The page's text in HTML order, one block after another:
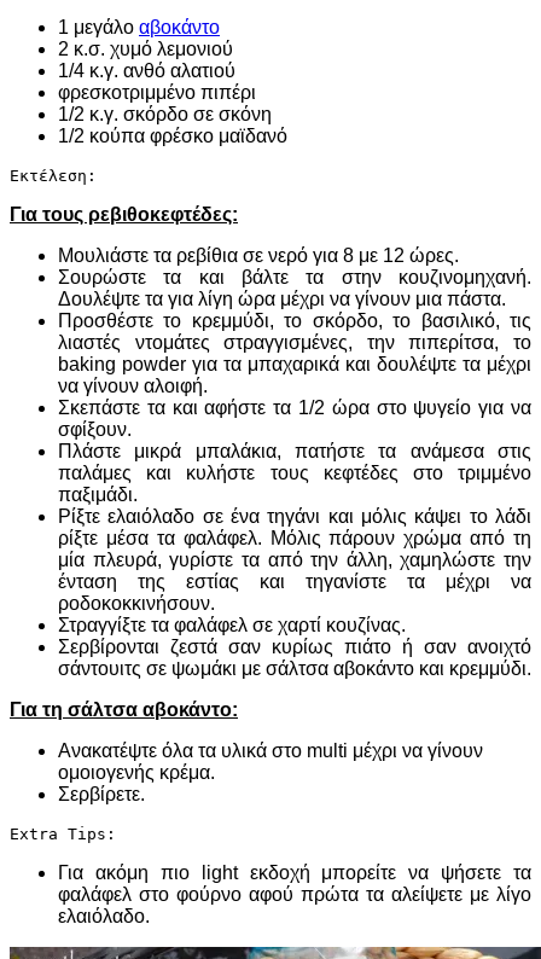
1 μεγάλο αβοκάντο
2 κ.σ. χυμό λεμονιού
1/4 κ.γ. ανθό αλατιού
φρεσκοτριμμένο πιπέρι
1/2 κ.γ. σκόρδο σε σκόνη
1/2 κούπα φρέσκο μαϊδανό
Εκτέλεση:
Για τους ρεβιθοκεφτέδες:
Μουλιάστε τα ρεβίθια σε νερό για 8 με 12 ώρες.
Σουρώστε τα και βάλτε τα στην κουζινομηχανή.
Δουλέψτε τα για λίγη ώρα μέχρι να γίνουν μια πάστα.
Προσθέστε το κρεμμύδι, το σκόρδο, το βασιλικό, τις
λιαστές ντομάτες στραγγισμένες, την πιπερίτσα, το
baking powder για τα μπαχαρικά και δουλέψτε τα μέχρι
να γίνουν αλοιφή.
Σκεπάστε τα και αφήστε τα 1/2 ώρα στο ψυγείο για να
σφίξουν.
Πλάστε μικρά μπαλάκια, πατήστε τα ανάμεσα στις
παλάμες και κυλήστε τους κεφτέδες στο τριμμένο
παξιμάδι.
Ρίξτε ελαιόλαδο σε ένα τηγάνι και μόλις κάψει το λάδι
ρίξτε μέσα τα φαλάφελ. Μόλις πάρουν χρώμα από τη
μία πλευρά, γυρίστε τα από την άλλη, χαμηλώστε την
ένταση της εστίας και τηγανίστε τα μέχρι να
ροδοκοκκινήσουν.
Στραγγίξτε τα φαλάφελ σε χαρτί κουζίνας.
Σερβίρονται ζεστά σαν κυρίως πιάτο ή σαν ανοιχτό
σάντουιτς σε ψωμάκι με σάλτσα αβοκάντο και κρεμμύδι.
Για τη σάλτσα αβοκάντο:
Ανακατέψτε όλα τα υλικά στο multi μέχρι να γίνουν
ομοιογενής κρέμα.
Σερβίρετε.
Extra Tips:
Για ακόμη πιο light εκδοχή μπορείτε να ψήσετε τα
φαλάφελ στο φούρνο αφού πρώτα τα αλείψετε με λίγο
ελαιόλαδο.